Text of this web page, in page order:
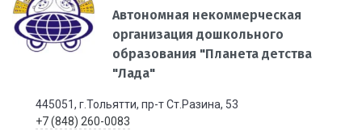
Автономная некоммерческая
организация дошкольного
образования "Планета детства
"Лада"
445051, г.Тольятти, пр-т Ст.Разина, 53
+7 (848) 260-0083